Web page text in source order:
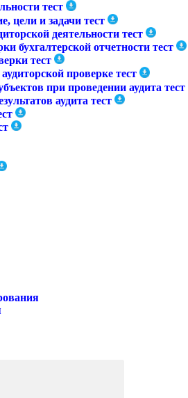
тест
цели и задачи тест
деятельности тест
бухгалтерской отчетности тест
тест
проверке тест
при проведении аудита тест
аудита тест